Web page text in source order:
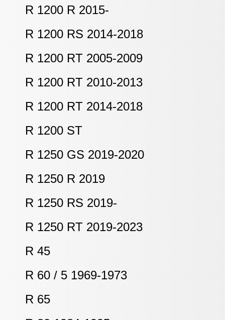
R 1200 R 2015-
R 1200 RS 2014-2018
R 1200 RT 2005-2009
R 1200 RT 2010-2013
R 1200 RT 2014-2018
R 1200 ST
R 1250 GS 2019-2020
R 1250 R 2019
R 1250 RS 2019-
R 1250 RT 2019-2023
R 45
R 60 / 5 1969-1973
R 65